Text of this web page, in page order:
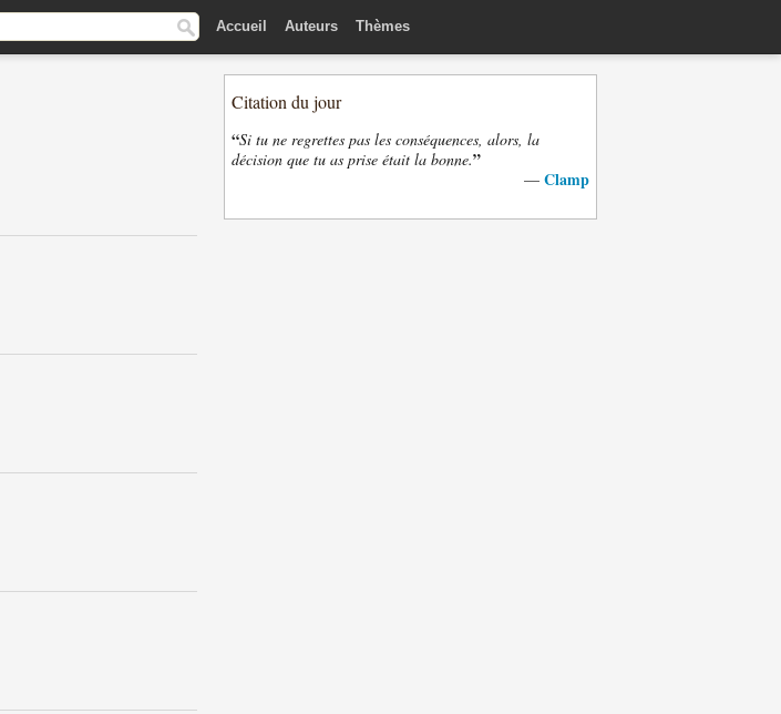
Accueil Auteurs Thèmes
Citation du jour
“Si tu ne regrettes pas les conséquences, alors, la
décision que tu as prise était la bonne.”
— Clamp